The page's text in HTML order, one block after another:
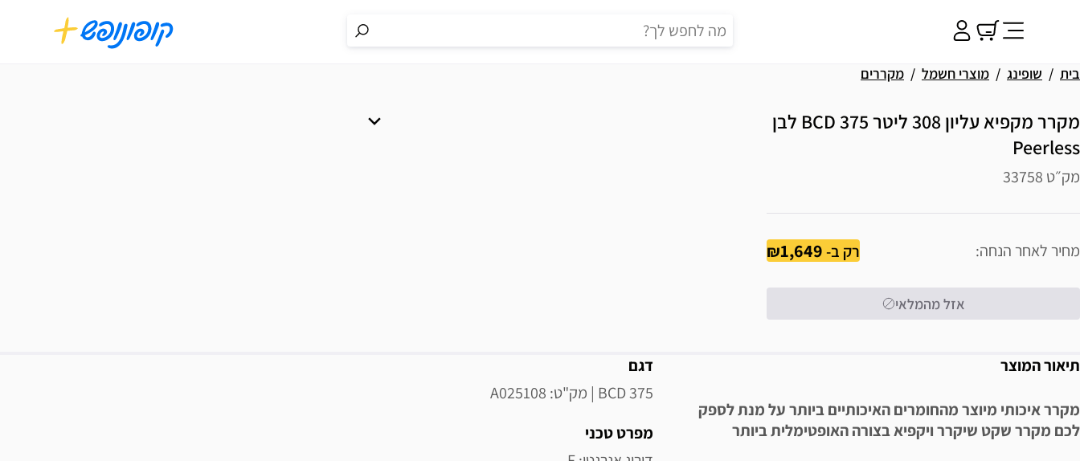
בית שופינג מוצרי חשמל מקררים
מקרר מקפיא עליון 308 ליטר BCD 375 לבן
Peerless
מק״ט 33758
מחיר לאחר הנחה רק ב-1,649
אזל מהמלאי
תיאור המוצר
מקרר איכותי מיוצר מהחומרים האיכותיים ביותר על מנת לספק
לכם מקרר שקט שיקרר ויקפיא בצורה האופטימלית ביותר
מידע נוסף
דגם
BCD 375 | מק"ט: A025108
מפרט טכני